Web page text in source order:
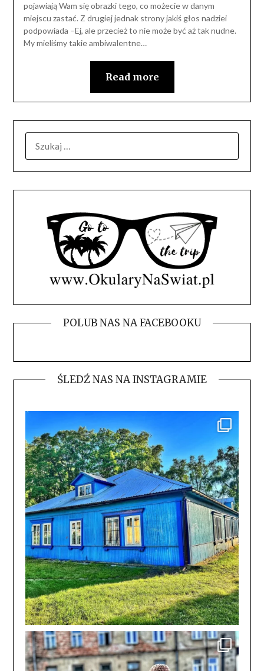
pojawiają Wam się obrazki tego, co możecie w danym
miejscu zastać. Z drugiej jednak strony jakiś głos nadziei
podpowiada –Ej, ale przecież to nie może być aż tak nudne.
My mieliśmy takie ambiwalentne…
Read more
POLUB NAS NA FACEBOOKU
ŚLEDŹ NAS NA INSTAGRAMIE